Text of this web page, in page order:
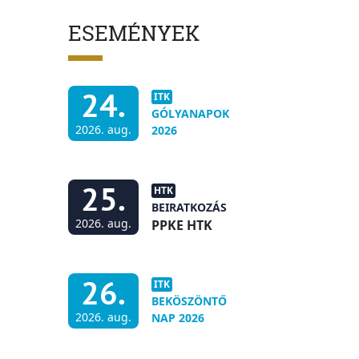
ESEMÉNYEK
24.
2026. aug.
ITK
GÓLYANAPOK
2026
25.
2026. aug.
HTK
BEIRATKOZÁS
PPKE HTK
26.
2026. aug.
ITK
BEKÖSZÖNTŐ
NAP 2026